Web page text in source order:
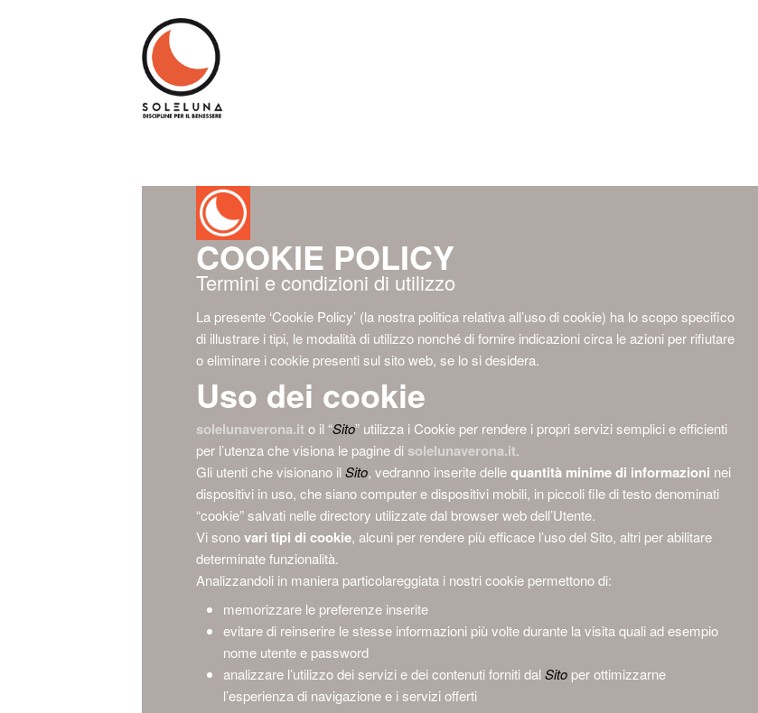
COOKIE POLICY
Termini e condizioni di utilizzo
La presente ‘Cookie Policy’ (la nostra politica relativa all’uso di cookie) ha lo scopo specifico
di illustrare i tipi, le modalità di utilizzo nonché di fornire indicazioni circa le azioni per rifiutare
o eliminare i cookie presenti sul sito web, se lo si desidera.
Uso dei cookie
solelunaverona.ito il “Sito” utilizza i Cookie per rendere i propri servizi semplici e efficienti
per l’utenza che visiona le pagine di solelunaverona.it.
Gli utenti che visionano il Sito, vedranno inserite dellequantità minime di informazioni nei
dispositivi in uso, che siano computer e dispositivi mobili, in piccoli file di testo denominati
“cookie” salvati nelle directory utilizzate dal browser web dell’Utente.
Vi sonovari tipi di cookie, alcuni per rendere più efficace l’uso del Sito, altri per abilitare
determinate funzionalità.
Analizzandoli in maniera particolareggiata i nostri cookie permettono di:
memorizzare le preferenze inserite
evitare di reinserire le stesse informazioni più volte durante la visita quali ad esempio
nome utente e password
analizzare l’utilizzo dei servizi e dei contenuti forniti dal Sito per ottimizzarne
l’esperienza di navigazione e i servizi offerti